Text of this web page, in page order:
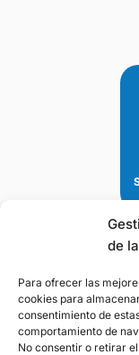
de
Para ofrecer las
cookies para
consentimiento de
comportamiento de
No consentir o retirar
Aviso